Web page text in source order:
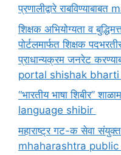
प्रणालीद्वारे
शिक्षक अभियोग्यता व
पोर्टलमार्फत शिक्षक
प्राधान्यक्रम जनरेट
portal shishak bharti
“भारतीय भाषा शिबीर”
language shibir
महाराष्ट्र गट-क सेवा संयुक्त
mhaharashtra